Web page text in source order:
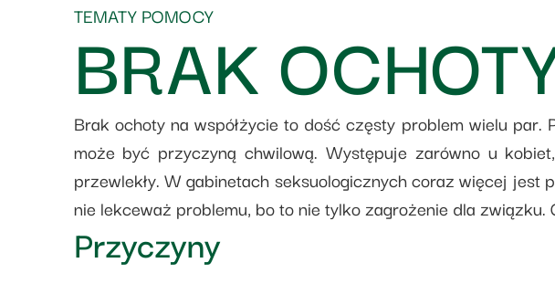
TEMATY POMOCY
BRAK
Brak ochoty na współżycie to dość częsty problem wielu
może być przyczyną chwilową. Występuje zarówno u
przewlekły. W gabinetach seksuologicznych coraz więcej jest
nie lekceważ problemu, bo to nie tylko zagrożenie dla
Przyczyny